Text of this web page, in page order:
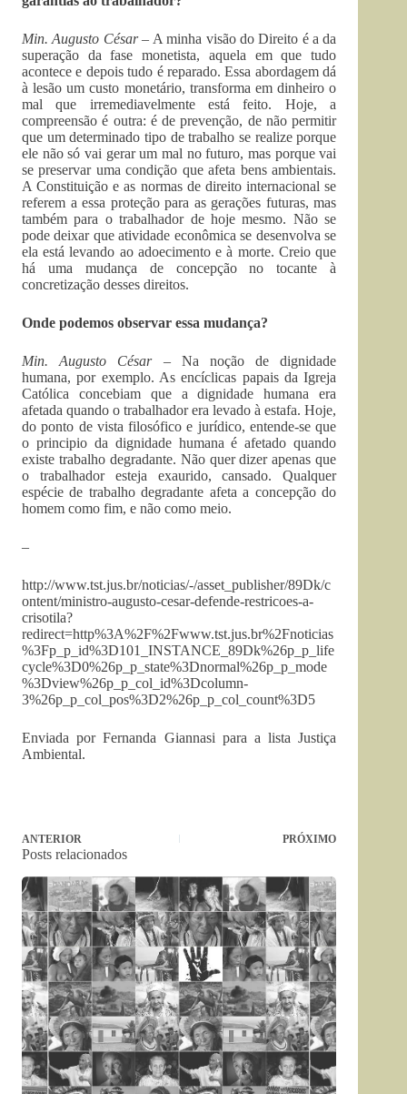
Min. Augusto César – A minha visão do Direito é a da
superação da fase monetista, aquela em que tudo
acontece e depois tudo é reparado. Essa abordagem dá
à lesão um custo monetário, transforma em dinheiro o
mal que irremediavelmente está feito. Hoje, a
compreensão é outra: é de prevenção, de não permitir
que um determinado tipo de trabalho se realize porque
ele não só vai gerar um mal no futuro, mas porque vai
se preservar uma condição que afeta bens ambientais.
A Constituição e as normas de direito internacional se
referem a essa proteção para as gerações futuras, mas
também para o trabalhador de hoje mesmo. Não se
pode deixar que atividade econômica se desenvolva se
ela está levando ao adoecimento e à morte. Creio que
há uma mudança de concepção no tocante à
concretização desses direitos.
Onde podemos observar essa mudança?
Min. Augusto César – Na noção de dignidade
humana, por exemplo. As encíclicas papais da Igreja
Católica concebiam que a dignidade humana era
afetada quando o trabalhador era levado à estafa. Hoje,
do ponto de vista filosófico e jurídico, entende-se que
o principio da dignidade humana é afetado quando
existe trabalho degradante. Não quer dizer apenas que
o trabalhador esteja exaurido, cansado. Qualquer
espécie de trabalho degradante afeta a concepção do
homem como fim, e não como meio.
–
http://www.tst.jus.br/noticias/-/asset_publisher/89Dk/c
ontent/ministro-augusto-cesar-defende-restricoes-a-
crisotila?
redirect=http%3A%2F%2Fwww.tst.jus.br%2Fnoticias
%3Fp_p_id%3D101_INSTANCE_89Dk%26p_p_life
cycle%3D0%26p_p_state%3Dnormal%26p_p_mode
%3Dview%26p_p_col_id%3Dcolumn-
3%26p_p_col_pos%3D2%26p_p_col_count%3D5
Enviada por Fernanda Giannasi para a lista Justiça
Ambiental.
ANTERIOR PRÓXIMO
Posts relacionados